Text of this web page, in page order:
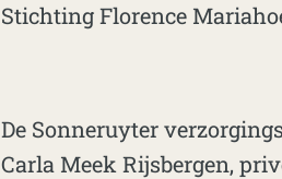
Stichting Florence
De Sonneruyter
Carla Meek Rijsbergen,